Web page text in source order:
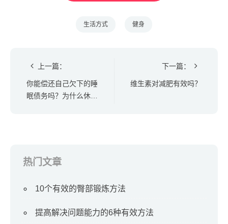
生活方式 健身
上一篇：
你能偿还自己欠下的睡
眠债务吗？为什么休息
下一篇：
维生素对减肥有效吗？
热门文章
10个有效的臀部锻炼方法
提高解决问题能力的6种有效方法